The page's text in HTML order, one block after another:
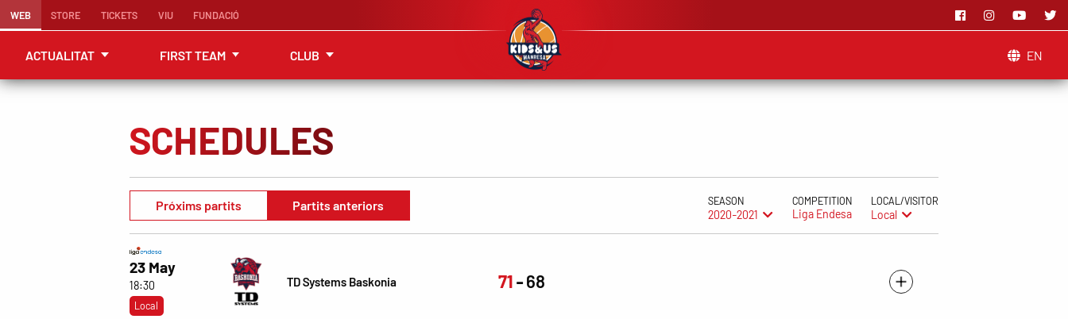
WEB STORE TICKETS VIU FUNDACIÓ
ACTUALITAT FIRST TEAM CLUB EN
SCHEDULES
Próxims partits Partits anteriors SEASON
2020-2021
COMPETITION
Liga Endesa
LOCAL/VISITOR
Local
23 May
18:30
Local
TD Systems Baskonia 71 68